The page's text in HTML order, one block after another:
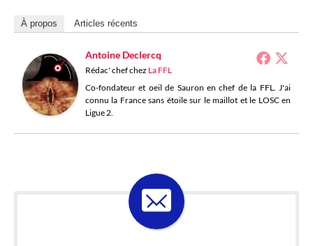
À propos Articles récents
Antoine Declercq
Rédac' chefchez La FFL
Co-fondateur et oeil de Sauron en chef de la FFL. J'ai
connu la France sans étoile sur le maillot et le LOSC en
Ligue 2.